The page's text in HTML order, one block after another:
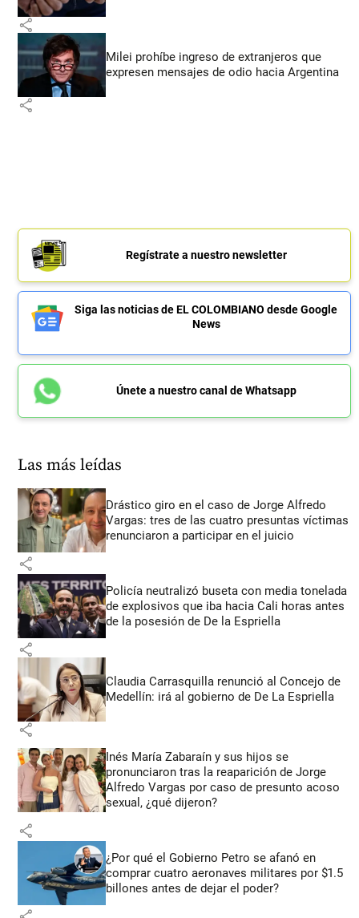
share
Milei prohíbe ingreso de extranjeros que
expresen mensajes de odio hacia Argentina
share
Regístrate a nuestro newsletter
Siga las noticias de EL COLOMBIANO desde Google
News
Únete a nuestro canal de Whatsapp
Las más leídas
Drástico giro en el caso de Jorge Alfredo
Vargas: tres de las cuatro presuntas víctimas
renunciaron a participar en el juicio
share
Policía neutralizó buseta con media tonelada
de explosivos que iba hacia Cali horas antes
de la posesión de De la Espriella
share
Claudia Carrasquilla renunció al Concejo de
Medellín: irá al gobierno de De La Espriella
share
Inés María Zabaraín y sus hijos se
pronunciaron tras la reaparición de Jorge
Alfredo Vargas por caso de presunto acoso
sexual, ¿qué dijeron?
share
¿Por qué el Gobierno Petro se afanó en
comprar cuatro aeronaves militares por $1.5
billones antes de dejar el poder?